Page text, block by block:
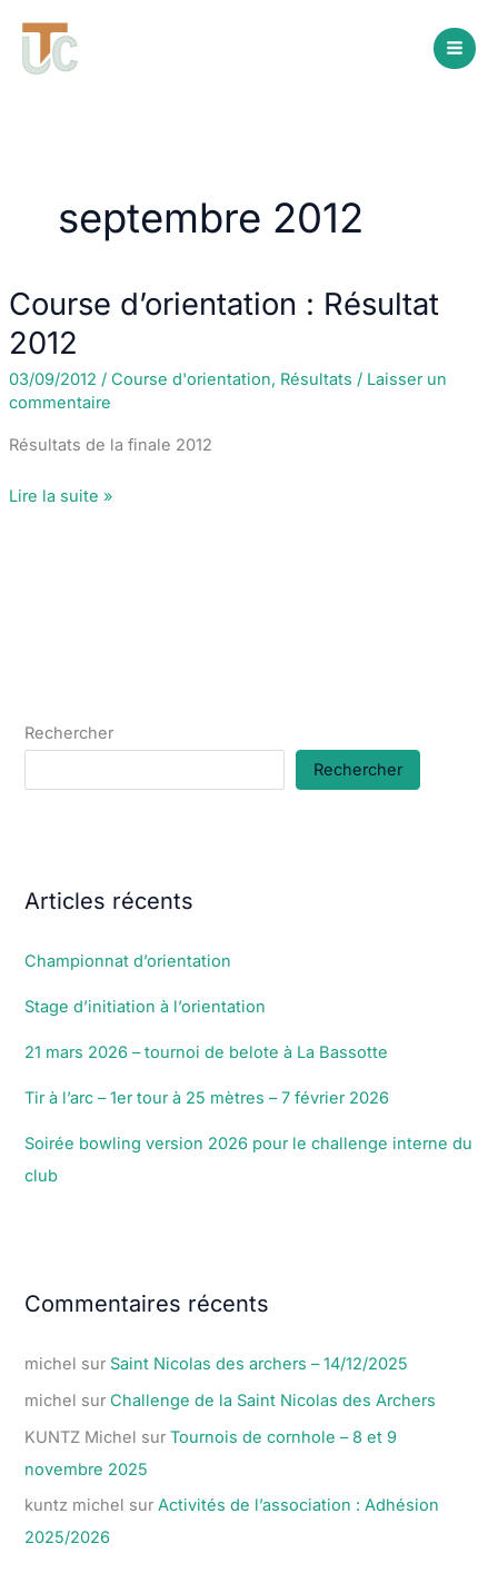
contenu
septembre 2012
Course d’orientation : Résultat
2012
03/09/2012 / Course d'orientation, Résultats / Laisser un
commentaire
Résultats de la finale 2012
Course
Lire la suite »
Rechercher
Rechercher
Articles récents
Championnat d’orientation
Stage d’initiation à l’orientation
21 mars 2026 – tournoi de belote à La Bassotte
Tir à l’arc – 1er tour à 25 mètres – 7 février 2026
Soirée bowling version 2026 pour le challenge interne du
club
Commentaires récents
michel sur Saint Nicolas des archers – 14/12/2025
michel sur Challenge de la Saint Nicolas des Archers
KUNTZ Michel surTournois de cornhole – 8 et 9
novembre 2025
kuntz michel surActivités de l’association : Adhésion
2025/2026